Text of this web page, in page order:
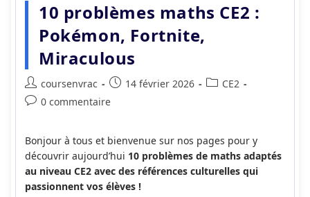
10 problèmes maths CE2 :
Pokémon, Fortnite,
Miraculous
Auteur/autrice
de
coursenvrac
Publication
publiée :
14 février 2026
PostCE2
Commentaires
publication :
0 commentaire
Bonjour à tous et bienvenue sur nos pages pour y
découvrir aujourd’hui 10 problèmes de maths adaptés
au niveau CE2 avec des références culturelles qui
passionnent vos élèves !